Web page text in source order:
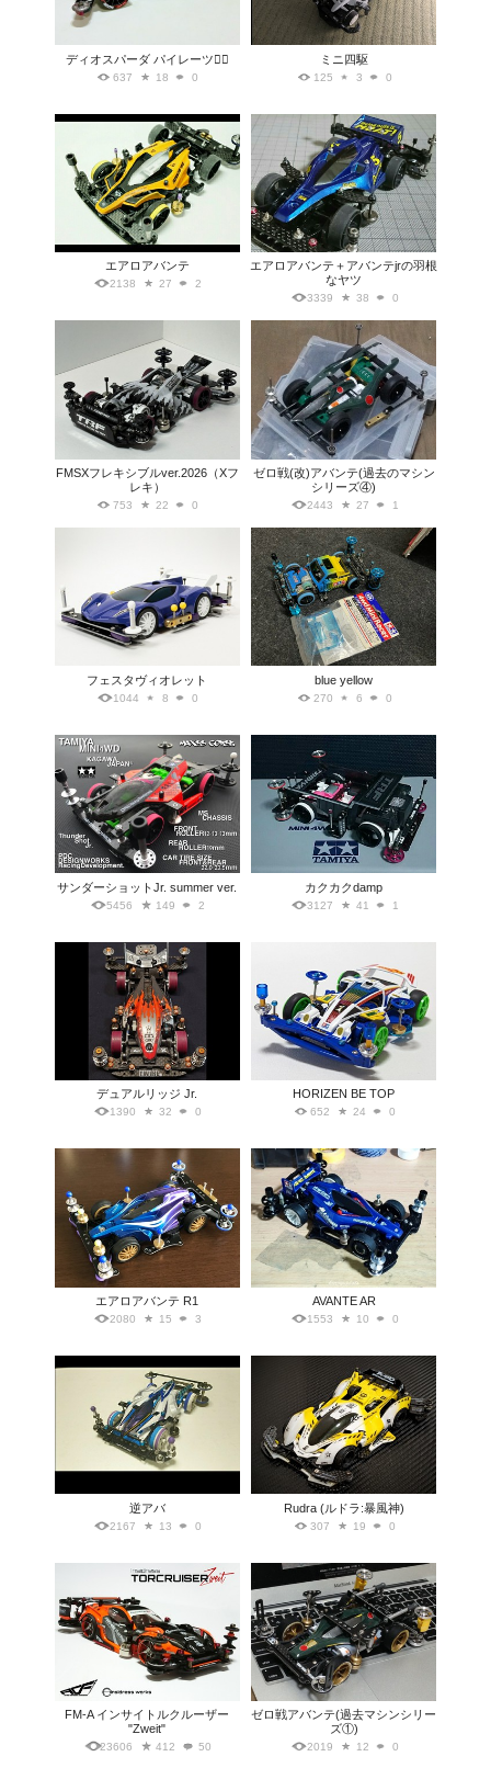
ディオスパーダ パイレーツ🏴‍☠️
637 18 0
ミニ四駆
125 3 0
エアロアバンテ
2138 27 2
エアロアバンテ＋アバンテjrの羽根
なヤツ
3339 38 0
FMSXフレキシブルver.2026（Xフ
レキ）
753 22 0
ゼロ戦(改)アバンテ(過去のマシン
シリーズ④)
2443 27 1
フェスタヴィオレット
1044 8 0
blue yellow
270 6 0
サンダーショットJr. summer ver.
5456 149 2
カクカクdamp
3127 41 1
デュアルリッジ Jr.
1390 32 0
HORIZEN BE TOP
652 24 0
エアロアバンテ R1
2080 15 3
AVANTE AR
1553 10 0
逆アバ
2167 13 0
Rudra (ルドラ:暴風神)
307 19 0
FM-A インサイトルクルーザー
"Zweit"
23606 412 50
ゼロ戦アバンテ(過去マシンシリー
ズ①)
2019 12 0